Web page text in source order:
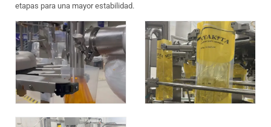
etapas para una mayor estabilidad.